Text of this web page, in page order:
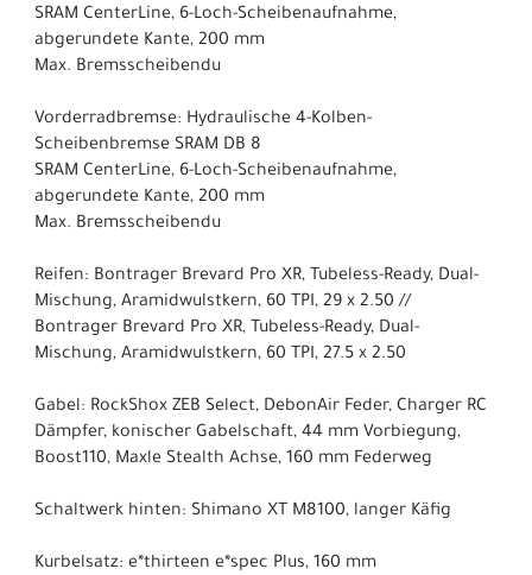
SRAM CenterLine, 6-Loch-Scheibenaufnahme,
abgerundete Kante, 200 mm
Max. Bremsscheibendu
Vorderradbremse: Hydraulische 4-Kolben-
Scheibenbremse SRAM DB 8
SRAM CenterLine, 6-Loch-Scheibenaufnahme,
abgerundete Kante, 200 mm
Max. Bremsscheibendu
Reifen: Bontrager Brevard Pro XR, Tubeless-Ready, Dual-
Mischung, Aramidwulstkern, 60 TPI, 29 x 2.50 //
Bontrager Brevard Pro XR, Tubeless-Ready, Dual-
Mischung, Aramidwulstkern, 60 TPI, 27.5 x 2.50
Gabel: RockShox ZEB Select, DebonAir Feder, Charger RC
Dämpfer, konischer Gabelschaft, 44 mm Vorbiegung,
Boost110, Maxle Stealth Achse, 160 mm Federweg
Schaltwerk hinten: Shimano XT M8100, langer Käfig
Kurbelsatz: e*thirteen e*spec Plus, 160 mm